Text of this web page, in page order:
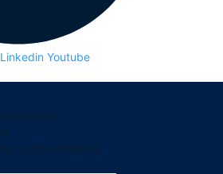
Linkedin Youtube